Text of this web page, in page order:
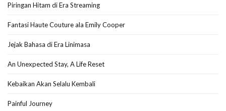
Piringan Hitam di Era Streaming
Fantasi Haute Couture ala Emily Cooper
Jejak Bahasa di Era Linimasa
An Unexpected Stay, A Life Reset
Kebaikan Akan Selalu Kembali
Painful Journey